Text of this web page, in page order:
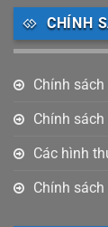
CHÍNH
Chính
Chính
Các hình
Chính